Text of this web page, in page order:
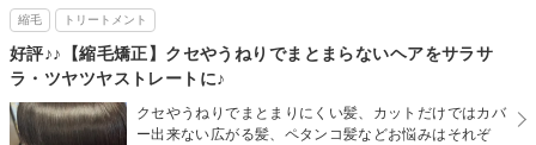
縮毛 トリートメント
好評♪♪【縮毛矯正】クセやうねりでまとまらないヘアをサラサ
ラ・ツヤツヤストレートに♪
クセやうねりでまとまりにくい髪、カットだけではカバ
ー出来ない広がる髪、ペタンコ髪などお悩みはそれぞ